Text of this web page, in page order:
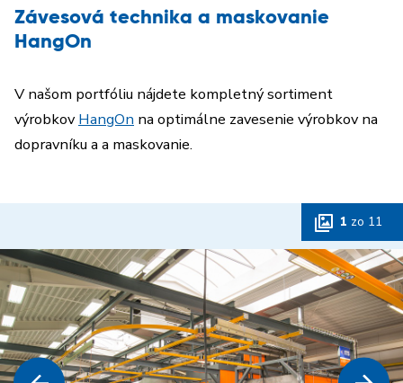
Závesová technika a maskovanie
HangOn
V našom portfóliu nájdete kompletný sortiment
výrobkovHangOn na optimálne zavesenie výrobkov na
dopravníku a a maskovanie.
1 zo 11